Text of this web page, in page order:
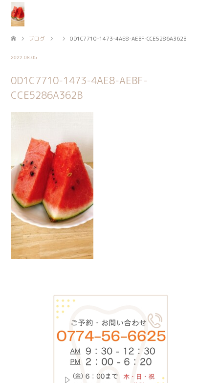
ブログ 0D1C7710-1473-4AE8-AEBF-CCE5286A362B
2022.08.05
0D1C7710-1473-4AE8-AEBF-
CCE5286A362B